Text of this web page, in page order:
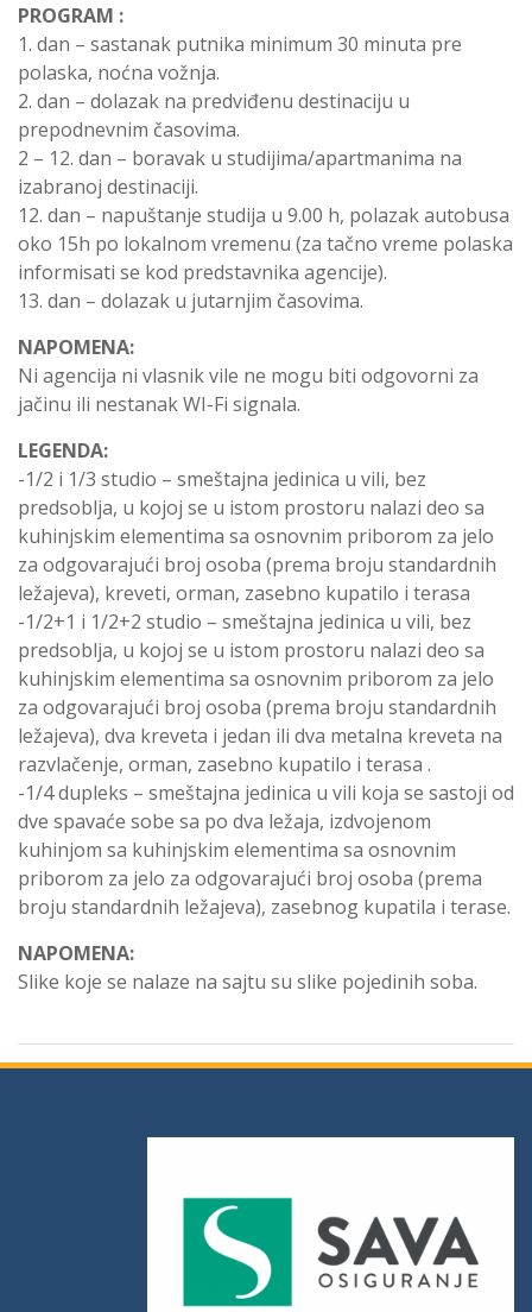
PROGRAM :
1. dan – sastanak putnika minimum 30 minuta pre
polaska, noćna vožnja.
2. dan – dolazak na predviđenu destinaciju u
prepodnevnim časovima.
2 – 12. dan – boravak u studijima/apartmanima na
izabranoj destinaciji.
12. dan – napuštanje studija u 9.00 h, polazak autobusa
oko 15h po lokalnom vremenu (za tačno vreme polaska
informisati se kod predstavnika agencije).
13. dan – dolazak u jutarnjim časovima.
NAPOMENA:
Ni agencija ni vlasnik vile ne mogu biti odgovorni za
jačinu ili nestanak WI-Fi signala.
LEGENDA:
-1/2 i 1/3 studio – smeštajna jedinica u vili, bez
predsoblja, u kojoj se u istom prostoru nalazi deo sa
kuhinjskim elementima sa osnovnim priborom za jelo
za odgovarajući broj osoba (prema broju standardnih
ležajeva), kreveti, orman, zasebno kupatilo i terasa
-1/2+1 i 1/2+2 studio – smeštajna jedinica u vili, bez
predsoblja, u kojoj se u istom prostoru nalazi deo sa
kuhinjskim elementima sa osnovnim priborom za jelo
za odgovarajući broj osoba (prema broju standardnih
ležajeva), dva kreveta i jedan ili dva metalna kreveta na
razvlačenje, orman, zasebno kupatilo i terasa .
-1/4 dupleks – smeštajna jedinica u vili koja se sastoji od
dve spavaće sobe sa po dva ležaja, izdvojenom
kuhinjom sa kuhinjskim elementima sa osnovnim
priborom za jelo za odgovarajući broj osoba (prema
broju standardnih ležajeva), zasebnog kupatila i terase.
NAPOMENA:
Slike koje se nalaze na sajtu su slike pojedinih soba.